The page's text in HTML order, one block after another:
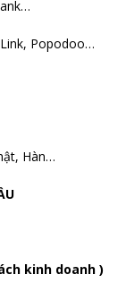
Popodoo…
Hàn…
kinh doanh )